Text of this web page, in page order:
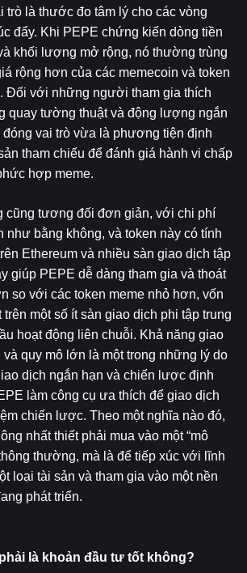
trò là thước đo tâm lý cho các vòng
đẩy. Khi PEPE chứng kiến ​​dòng tiền
khối lượng mở rộng, nó thường trùng
rộng hơn của các memecoin và token
Đối với những người tham gia thích
quay tường thuật và động lượng ngắn
đóng vai trò vừa là phương tiện định
tham chiếu để đánh giá hành vi chấp
hợp meme.
cũng tương đối đơn giản, với chi phí
như bằng không, và token này có tính
Ethereum và nhiều sàn giao dịch tập
giúp PEPE dễ dàng tham gia và thoát
so với các token meme nhỏ hơn, vốn
một số ít sàn giao dịch phi tập trung
hoạt động liên chuỗi. Khả năng giao
quy mô lớn là một trong những lý do
dịch ngắn hạn và chiến lược định
làm công cụ ưa thích để giao dịch
chiến lược. Theo một nghĩa nào đó,
nhất thiết phải mua vào một “mô
thường, mà là để tiếp xúc với lĩnh
loại tài sản và tham gia vào một nền
phát triển.
là khoản đầu tư tốt không?